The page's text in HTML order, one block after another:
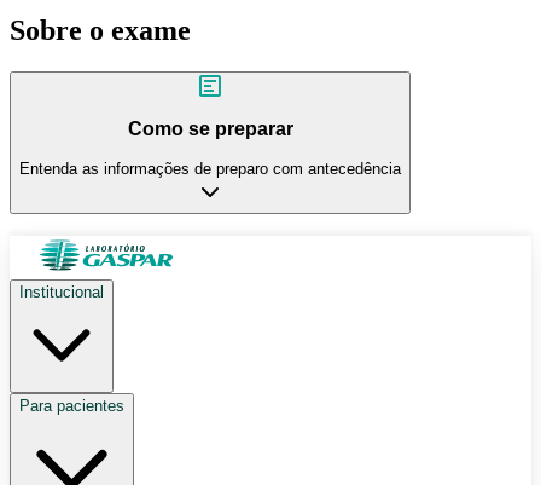
Sobre o exame
Como se preparar
Entenda as informações de preparo com antecedência
Institucional
Para pacientes